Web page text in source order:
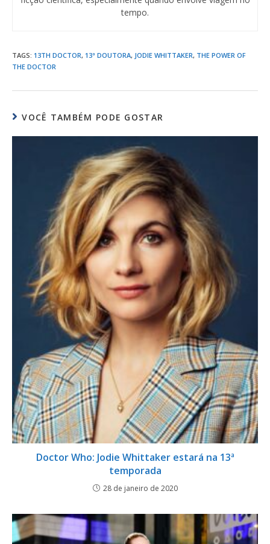
tempo.
TAGS: 13TH DOCTOR, 13ª DOUTORA, JODIE WHITTAKER, THE POWER OF
THE DOCTOR
VOCÊ TAMBÉM PODE GOSTAR
Doctor Who: Jodie Whittaker estará na 13ª
temporada
28 de janeiro de 2020